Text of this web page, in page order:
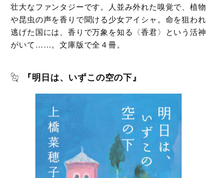
壮大なファンタジーです。人並み外れた嗅覚で、植物
や昆虫の声を香りで聞ける少女アイシャ。命を狙われ
逃げた国には、香りで万象を知る〈香君〉という活神
がいて……。文庫版で全４冊。
『明日は、いずこの空の下』